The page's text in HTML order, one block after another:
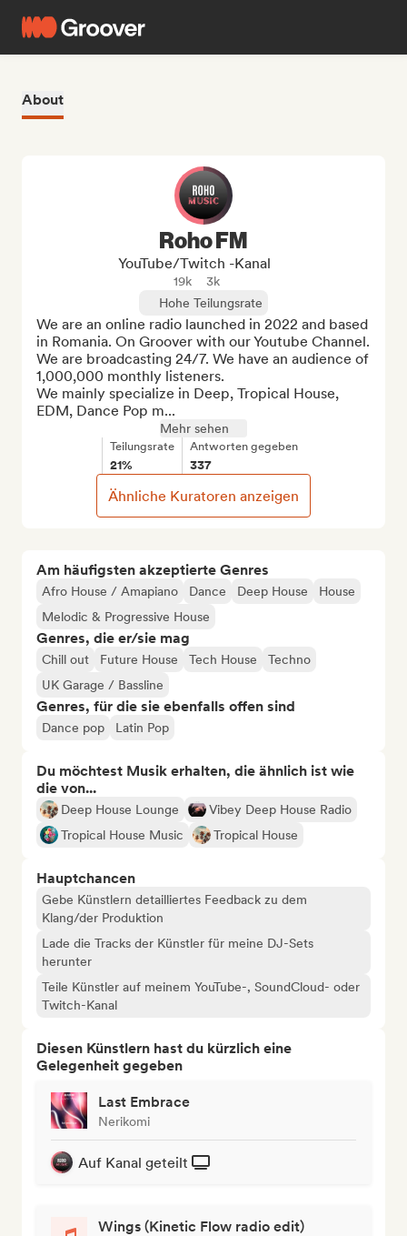
About
Am häufigsten akzeptierte Genres
Afro House / Amapiano Dance Deep House
House
Melodic & Progressive House
Genres, die er/sie mag
Chill out Future House Tech House
Techno
UK Garage / Bassline
Genres, für die sie ebenfalls offen sind
Dance pop Latin Pop
Du möchtest Musik erhalten, die ähnlich ist wie
die von...
Deep House Lounge
Vibey Deep House Radio
Tropical House Music
Tropical House
Hauptchancen
Gebe Künstlern detailliertes Feedback zu dem
Klang/der Produktion
Lade die Tracks der Künstler für meine DJ-Sets
herunter
Teile Künstler auf meinem YouTube-, SoundCloud- oder
Twitch-Kanal
Diesen Künstlern hast du kürzlich eine
Gelegenheit gegeben
Last Embrace
Nerikomi
Auf Kanal geteilt
Wings (Kinetic Flow radio edit)
Roho FM
YouTube/Twitch -Kanal
19k
3k
Hohe Teilungsrate
We are an online radio launched in 2022 and based
in Romania. On Groover with our Youtube Channel.
We are broadcasting 24/7. We have an audience of
1,000,000 monthly listeners.
We mainly specialize in Deep, Tropical House,
EDM, Dance Pop m...
Mehr sehen
Teilungsrate
21%
Antworten gegeben
337
Ähnliche Kuratoren anzeigen